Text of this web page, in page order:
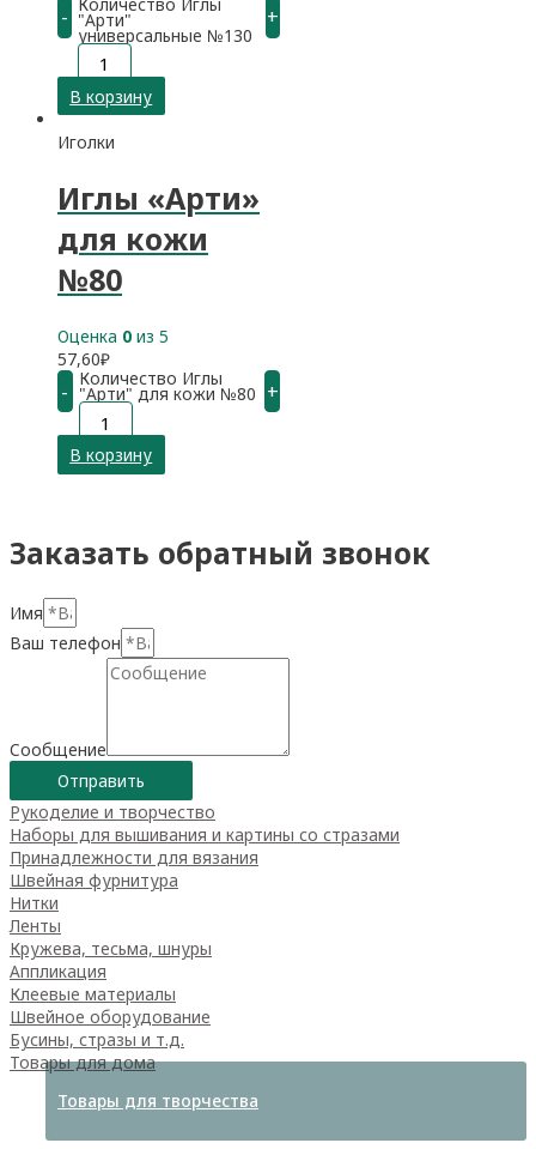
- "Арти"
универсальные №130
+
В корзину
Иголки
Иглы «Арти»
для кожи
№80
Оценка 0 из 5
57,60₽
- Количество Иглы
"Арти" для кожи №80 +
В корзину
Заказать обратный звонок
Имя
Ваш телефон
Сообщение
Отправить
Рукоделие и творчество
Наборы для вышивания и картины со стразами
Принадлежности для вязания
Швейная фурнитура
Нитки
Ленты
Кружева, тесьма, шнуры
Аппликация
Клеевые материалы
Швейное оборудование
Бусины, стразы и т.д.
Товары для дома
Товары для творчества